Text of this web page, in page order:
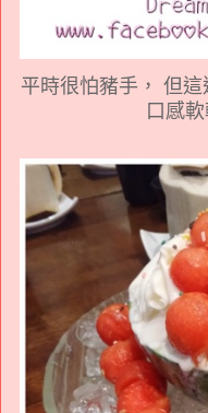
平時很怕豬手， 但這
口感